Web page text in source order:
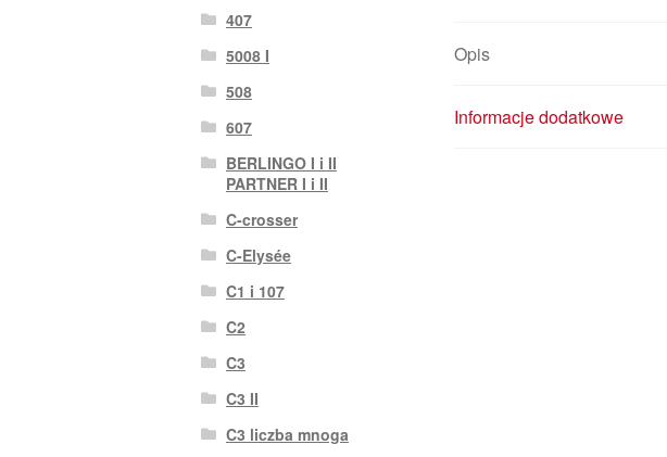
Opis
Informacje dodatkowe
407
5008 I
508
607
BERLINGO I i II
PARTNER I i II
C-crosser
C-Elysée
C1 i 107
C2
C3
C3 II
C3 liczba mnoga